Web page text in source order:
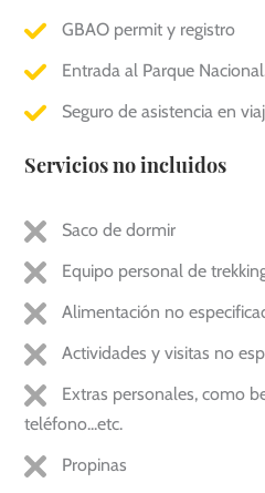
GBAO permit y registro
Entrada al Parque
Seguro de asistencia en
Servicios no incluidos
Saco de dormir
Equipo personal de
Alimentación no
Actividades y visitas no
Extras personales, como
teléfono...etc.
Propinas